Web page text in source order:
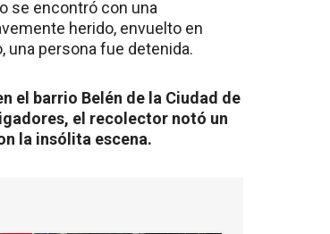
se encontró con una
herido, envuelto en
una persona fue detenida.
el barrio Belén de la Ciudad de
el recolector notó un
la insólita escena.